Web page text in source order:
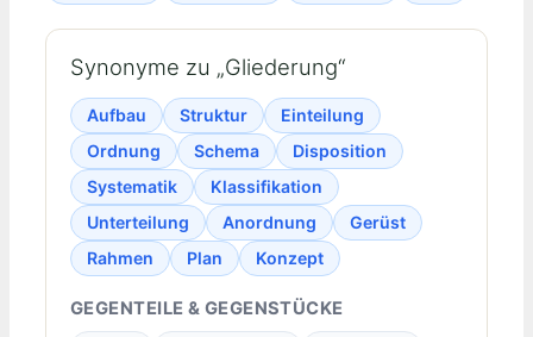
Synonyme zu „Gliederung“
Aufbau Struktur
Einteilung
Ordnung
Schema
Disposition
Systematik
Klassifikation
Unterteilung
Anordnung
Gerüst
Rahmen
Plan Konzept
GEGENTEILE & GEGENSTÜCKE